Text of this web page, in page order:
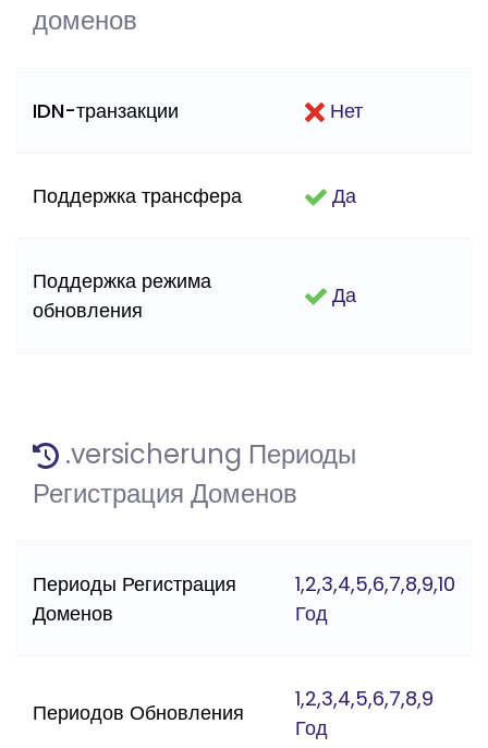
доменов
IDN-транзакции Нет
Поддержка трансфера Да
Поддержка режима
обновления
Да
.versicherung Периоды
Регистрация Доменов
Периоды Регистрация
Доменов
1,2,3,4,5,6,7,8,9,10
Год
Периодов Обновления
1,2,3,4,5,6,7,8,9
Год